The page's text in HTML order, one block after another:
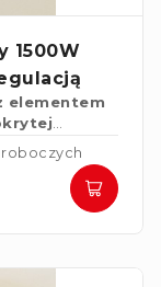
1500W
elementem
roboczych